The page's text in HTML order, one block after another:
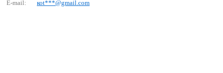
E-mail:
коt***@gmаil.соm